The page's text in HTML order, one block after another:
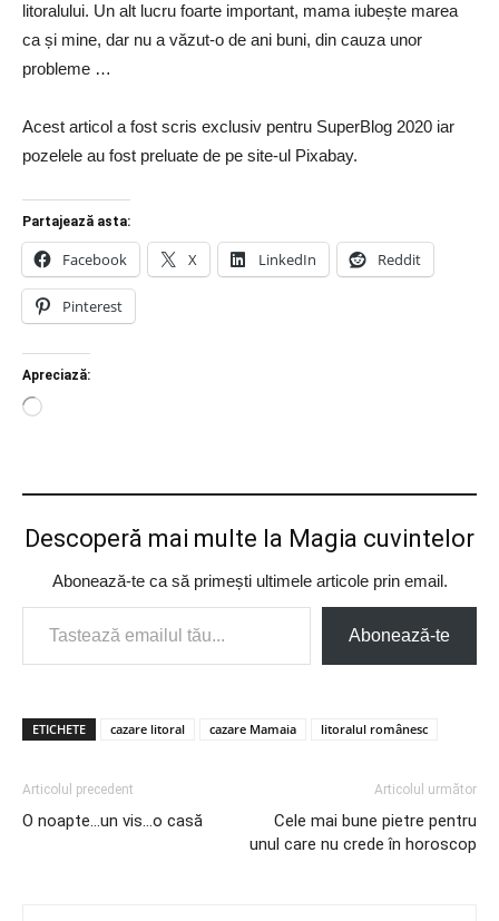
litoralului. Un alt lucru foarte important, mama iubește marea
ca și mine, dar nu a văzut-o de ani buni, din cauza unor
probleme …
Acest articol a fost scris exclusiv pentru SuperBlog 2020 iar
pozelele au fost preluate de pe site-ul Pixabay.
Partajează asta:
Facebook X LinkedIn Reddit
Pinterest
Apreciază:
Încarc...
Descoperă mai multe la Magia cuvintelor
Abonează-te ca să primești ultimele articole prin email.
Tastează emailul tău...
Abonează-te
ETICHETE cazare litoral cazare Mamaia litoralul românesc
Articolul precedent
O noapte…un vis…o casă
Articolul următor
Cele mai bune pietre pentru
unul care nu crede în horoscop